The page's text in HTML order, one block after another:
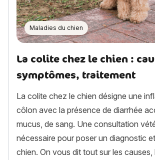
Maladies du chien
La colite chez le chien :
symptômes, traitement
La colite chez le chien désigne une
côlon avec la présence de diarrhée
mucus, de sang. Une consultation
nécessaire pour poser un diagnostic
chien. On vous dit tout sur les causes,